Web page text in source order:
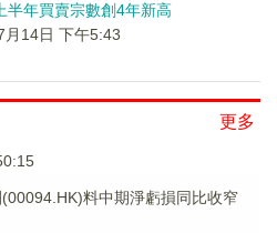
半年買賣宗數創4年新高
月14日 下午5:43
更多
(00094.HK)料中期淨虧損同比收窄